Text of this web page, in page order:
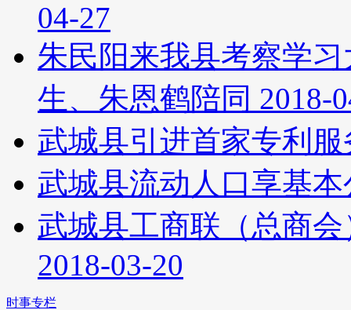
04-27
朱民阳来我县考察学
生、朱恩鹤陪同 2018-
武城县引进首家专利
武城县流动人口享基
武城县工商联（总商
2018-03-20
时事专栏